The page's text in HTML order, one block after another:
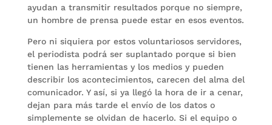
ayudan a transmitir resultados porque no siempre,
un hombre de prensa puede estar en esos eventos.
Pero ni siquiera por estos voluntariosos servidores,
el periodista podrá ser suplantado porque si bien
tienen las herramientas y los medios y pueden
describir los acontecimientos, carecen del alma del
comunicador. Y así, si ya llegó la hora de ir a cenar,
dejan para más tarde el envío de los datos o
simplemente se olvidan de hacerlo. Si el equipo o